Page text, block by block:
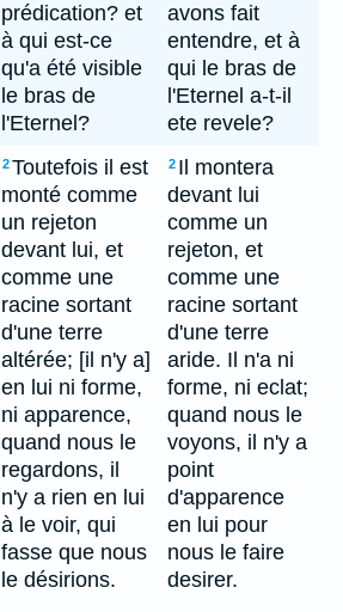
prédication? et
à qui est-ce
qu'a été visible
le bras de
l'Eternel?
avons fait
entendre, et à
qui le bras de
l'Eternel a-t-il
ete revele?
2Toutefois il est
monté comme
un rejeton
devant lui, et
comme une
racine sortant
d'une terre
altérée; [il n'y a]
en lui ni forme,
ni apparence,
quand nous le
regardons, il
n'y a rien en lui
à le voir, qui
fasse que nous
le désirions.
2 Il montera
devant lui
comme un
rejeton, et
comme une
racine sortant
d'une terre
aride. Il n'a ni
forme, ni eclat;
quand nous le
voyons, il n'y a
point
d'apparence
en lui pour
nous le faire
desirer.